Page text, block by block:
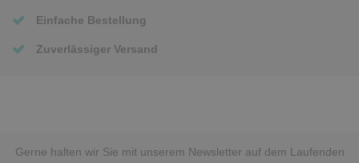
Einfache Bestellung
Zuverlässiger Versand
Gerne halten wir Sie mit unserem Newsletter auf dem Laufenden